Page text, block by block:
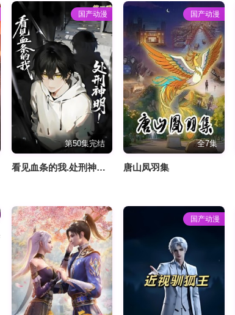
国产动漫
第50集完结
看见血条的我.处刑神明!第二季
国产动漫
全7集
唐山凤羽集
国产动漫